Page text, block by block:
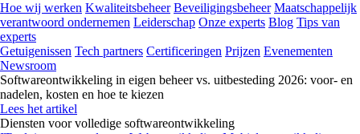
Hoe wij werken Kwaliteitsbeheer Beveiligingsbeheer Maatschappelijk
verantwoord ondernemen Leiderschap Onze experts Blog Tips van
experts
Getuigenissen Tech partners Certificeringen Prijzen Evenementen
Newsroom
Softwareontwikkeling in eigen beheer vs. uitbesteding 2026: voor- en
nadelen, kosten en hoe te kiezen
Lees het artikel
Diensten voor volledige softwareontwikkeling